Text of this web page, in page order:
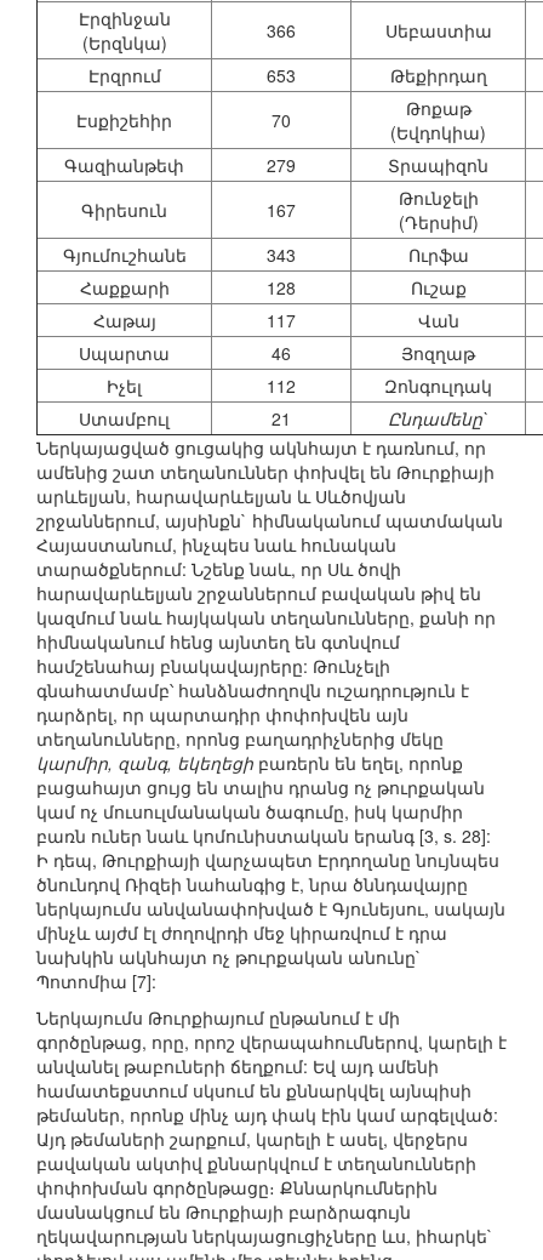
Էրզինջան
(Երզնկա)
366
Սեբաստիա
Էրզրում
653
Թեքիրդաղ
Էսքիշեհիր
70
Թոքաթ
(Եվդոկիա)
Գազիանթեփ
279
Տրապիզոն
Գիրեսուն
167
Թունջելի
(Դերսիմ)
Գյումուշհանե
343
Ուրֆա
Հաքքարի
128
Ուշաք
Հաթայ
117
Վան
Սպարտա
46
Յոզղաթ
Իչել
112
Զոնգուլդակ
Ստամբուլ
21
Ընդամենը`
Ներկայացված ցուցակից ակնհայտ է դառնում, որ
ամենից շատ տեղանուններ փոխվել են Թուրքիայի
արևելյան, հարավարևելյան և Սևծովյան
շրջաններում, այսինքն` հիմնականում պատմական
Հայաստանում, ինչպես նաև հունական
տարածքներում: Նշենք նաև, որ Սև ծովի
հարավարևելյան շրջաններում բավական թիվ են
կազմում նաև հայկական տեղանունները, քանի որ
հիմնականում հենց այնտեղ են գտնվում
համշենահայ բնակավայրերը: Թունչելի
գնահատմամբ՝ հանձնաժողովն ուշադրություն է
դարձրել, որ պարտադիր փոփոխվեն այն
տեղանունները, որոնց բաղադրիչներից մեկը
կարմիր, զանգ, եկեղեցի բառերն են եղել, որոնք
բացահայտ ցույց են տալիս դրանց ոչ թուրքական
կամ ոչ մուսուլմանական ծագումը, իսկ կարմիր
բառն ուներ նաև կոմունիստական երանգ [3, s. 28]:
Ի դեպ, Թուրքիայի վարչապետ Էրդողանը նույնպես
ծնունդով Ռիզեի նահանգից է, նրա ծննդավայրը
ներկայումս անվանափոխված է Գյունեյսու, սակայն
մինչև այժմ էլ ժողովրդի մեջ կիրառվում է դրա
նախկին ակնհայտ ոչ թուրքական անունը`
Պոտոմիա [7]:
Ներկայումս Թուրքիայում ընթանում է մի
գործընթաց, որը, որոշ վերապահումներով, կարելի է
անվանել թաբուների ճեղքում: Եվ այդ ամենի
համատեքստում սկսում են քննարկվել այնպիսի
թեմաներ, որոնք մինչ այդ փակ էին կամ արգելված:
Այդ թեմաների շարքում, կարելի է ասել, վերջերս
բավական ակտիվ քննարկվում է տեղանունների
փոփոխման գործընթացը։ Քննարկումներին
մասնակցում են Թուրքիայի բարձրագույն
ղեկավարության ներկայացուցիչները ևս, իհարկե`